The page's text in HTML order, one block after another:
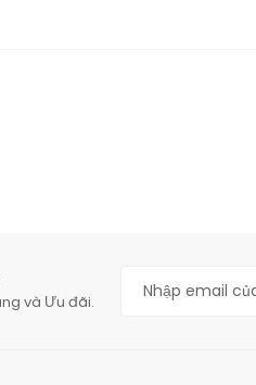
và Ưu đãi.